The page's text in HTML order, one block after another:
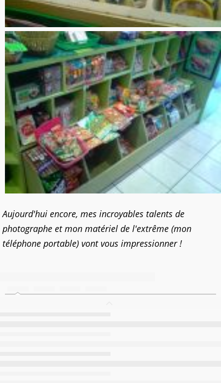
Aujourd'hui encore, mes incroyables talents de
photographe et mon matériel de l'extrême (mon
téléphone portable) vont vous impressionner !